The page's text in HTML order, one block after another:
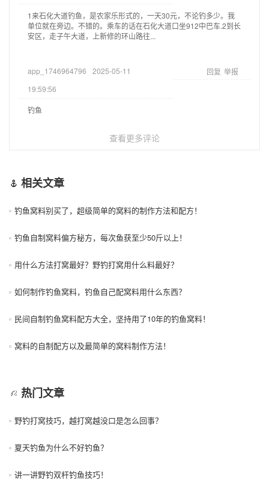
1来石化大道钓鱼，是农家乐形式的，一天30元，不论钓多少。我
单位就在旁边。不错的。乘车的话在石化大道口坐912中巴车.2到长
安区，走子午大道，上新修的环山路往...
app_1746964796
2025-05-11
19:59:56
回复 举报
钓鱼
查看更多评论
相关文章
钓鱼窝料别买了，超级简单的窝料的制作方法和配方！
钓鱼自制窝料偏方秘方，每次鱼获至少50斤以上！
用什么方法打窝最好？野钓打窝用什么料最好？
如何制作钓鱼窝料，钓鱼自己配窝料用什么东西？
民间自制钓鱼窝料配方大全，坚持用了10年的钓鱼窝料！
窝料的自制配方以及最简单的窝料制作方法！
热门文章
野钓打窝技巧，越打窝越没口是怎么回事？
夏天钓鱼为什么不好钓鱼？
讲一讲野钓双杆钓鱼技巧！